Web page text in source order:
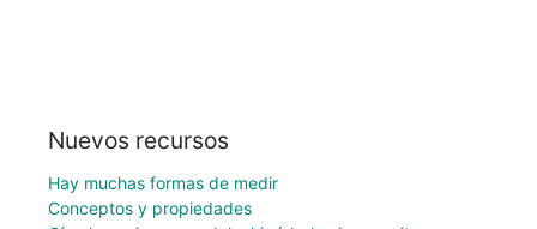
Nuevos recursos
Hay muchas formas de medir
Conceptos y propiedades